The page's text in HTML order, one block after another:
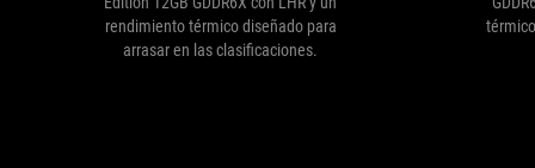
rendimiento térmico diseñado para
arrasar en las clasificaciones.